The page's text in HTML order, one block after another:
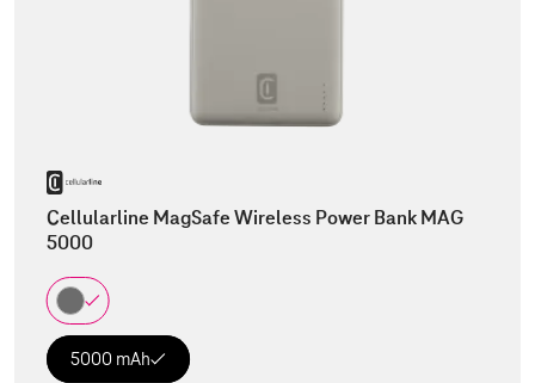
Cellularline MagSafe Wireless Power Bank MAG
5000
5000 mAh